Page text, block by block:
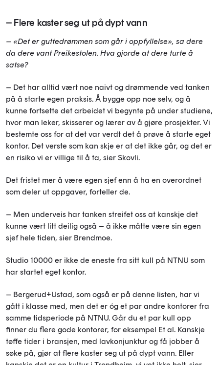
– Flere kaster seg ut på dypt vann
– «Det er guttedrømmen som går i oppfyllelse», sa dere
da dere vant Preikestolen. Hva gjorde at dere turte å
satse?
– Det har alltid vært noe naivt og drømmende ved tanken
på å starte egen praksis. Å bygge opp noe selv, og å
kunne fortsette det arbeidet vi begynte på under studiene,
hvor man leker, skisserer og lærer av å gjøre prosjekter. Vi
bestemte oss for at det var verdt det å prøve å starte eget
kontor. Det verste som kan skje er at det ikke går, og det er
en risiko vi er villige til å ta, sier Skovli.
Det fristet mer å være egen sjef enn å ha en overordnet
som deler ut oppgaver, forteller de.
– Men underveis har tanken streifet oss at kanskje det
kunne vært litt deilig også – å ikke måtte være sin egen
sjef hele tiden, sier Brendmoe.
Studio 10000 er ikke de eneste fra sitt kull på NTNU som
har startet eget kontor.
– Bergerud+Ustad, som også er på denne listen, har vi
gått i klasse med, men det er óg et par andre kontorer fra
samme tidsperiode på NTNU. Går du et par kull opp
finner du flere gode kontorer, for eksempel Et al. Kanskje
tøffe tider i bransjen, med lavkonjunktur og få jobber å
søke på, gjør at flere kaster seg ut på dypt vann. Eller